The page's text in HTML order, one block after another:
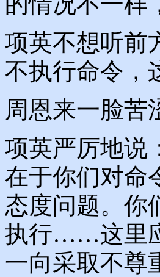
项英不想听前
不执行命令，
周恩来一脸苦
项英严厉地说
在于你们对命
态度问题。你
执行……这里
一向采取不尊